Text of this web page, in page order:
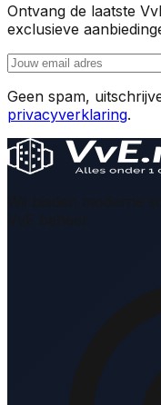
Ontvang de laatste
exclusieve
Geen spam,
privacyverklaring.